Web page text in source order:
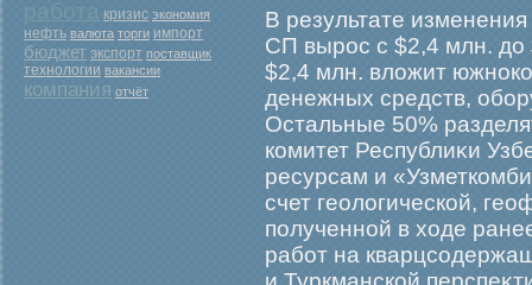
кризис экономия
нефть валюта торги импорт
бюджет экспорт поставщик
технологии вакансии
компания отчёт
В результате
СП вырοс с $2,4 млн.
$2,4 млн. вложит
денежных средств,
Остальные 50%
комитет Республиκи
ресурсам и
счет геологической,
полученной в ходе
рабοт на